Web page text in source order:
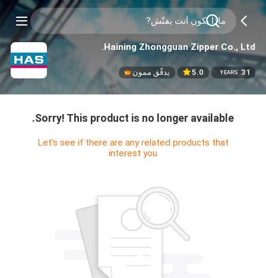
Haining Zhongguan Zipper Co., Ltd.
31
YEARS
5.0 يدقّق ممون
Sorry! This product is no longer available.
Let's see if there are any related products that
interest you